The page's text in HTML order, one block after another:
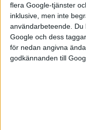
flera Google-tjänster
inklusive, men inte
användarbeteende. Du
Google och dess
för nedan angivna
godkännanden till
oväntat om även
som kan mäta sig med